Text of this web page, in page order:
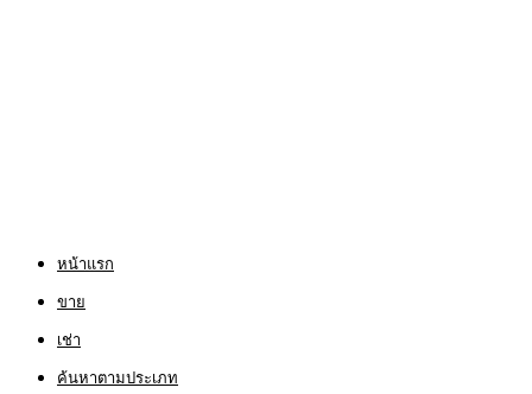
หน้าแรก
ขาย
เช่า
ค้นหาตามประเภท